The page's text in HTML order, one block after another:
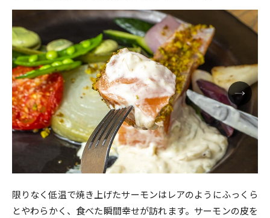
限りなく低温で焼き上げたサーモンはレアのようにふっくら
とやわらかく、食べた瞬間幸せが訪れます。サーモンの皮を